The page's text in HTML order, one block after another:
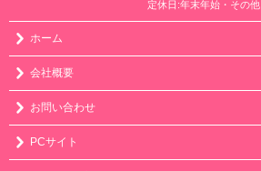
定休日:年末年始・その他
ホーム
会社概要
お問い合わせ
PCサイト